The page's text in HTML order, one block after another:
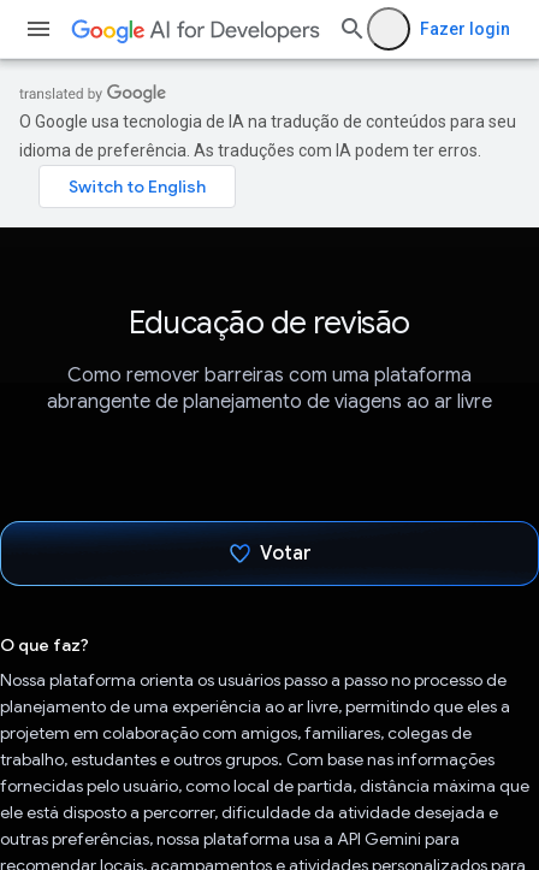
Fazer login
O Google usa tecnologia de IA na tradução de conteúdos para seu
idioma de preferência. As traduções com IA podem ter erros.
Educação de revisão
Como remover barreiras com uma plataforma
abrangente de planejamento de viagens ao ar livre
Votar
O que faz?
Nossa plataforma orienta os usuários passo a passo no processo de
planejamento de uma experiência ao ar livre, permitindo que eles a
projetem em colaboração com amigos, familiares, colegas de
trabalho, estudantes e outros grupos. Com base nas informações
fornecidas pelo usuário, como local de partida, distância máxima que
ele está disposto a percorrer, dificuldade da atividade desejada e
outras preferências, nossa plataforma usa a API Gemini para
recomendar locais, acampamentos e atividades personalizados para